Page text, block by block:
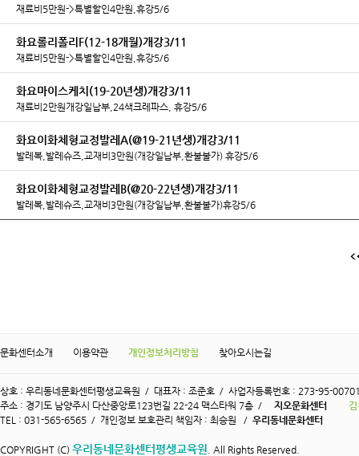
재료비5만원->특별할인4만원,휴강5/6
화요롤리폴리F(12-18개월)개강3/11
재료비5만원->특별할인4만원,휴강5/6
화요마이스케치(19-20년생)개강3/11
재료비2만원개강일납부,24색크레파스, 휴강5/6
화요이화체형교정발레A(@19-21년생)개강3/11
발레복,발레슈즈,교재비3만원(개강일납부,환불불가) 휴강5/6
화요이화체형교정발레B(@20-22년생)개강3/11
발레복,발레슈즈,교재비3만원(개강일납부,환불불가)휴강5/6
문화센터소개 이용약관 개인정보처리방침 찾아오시는길
상호 : 우리동네문화센터평생교육원 / 대표자 : 조준호 / 사업자등록번호 : 273-95-
주소 : 경기도 남양주시 다산중앙로123번길 22-24 맥스타워 7층 /
지오문화센터
TEL : 031-565-6565 / 개인정보 보호관리 책임자 : 최승원 / 우리동네문화센터
COPYRIGHT (C) 우리동네문화센터평생교육원 . All Rights Reserved.